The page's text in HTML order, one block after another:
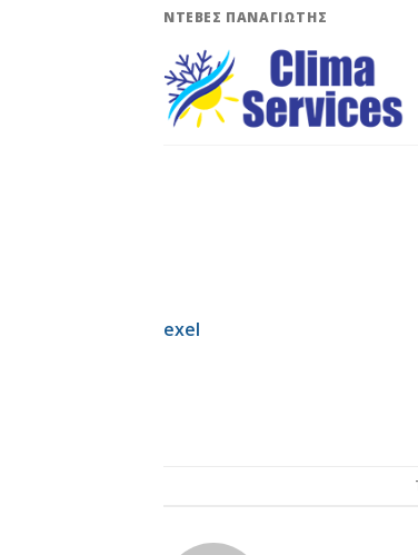
ΝΤΕΒΕΣ ΠΑΝΑΓΙΩΤΗΣ
exel